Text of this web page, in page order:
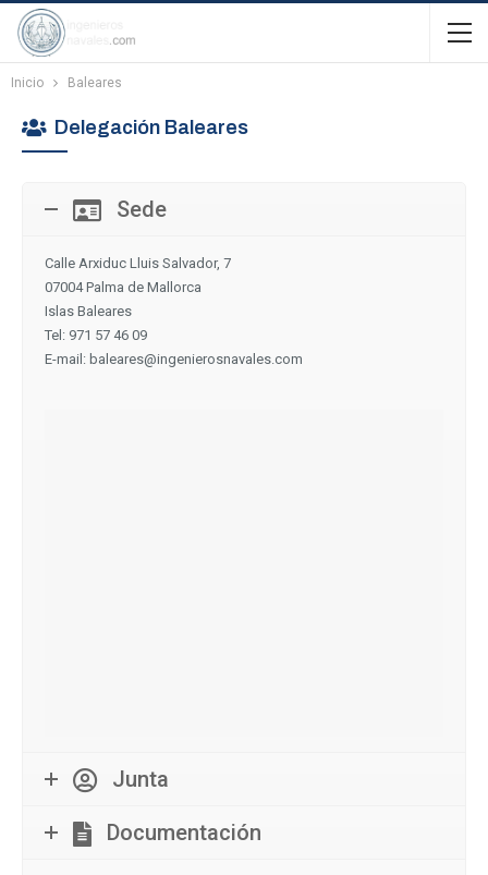
Inicio Baleares
Delegación Baleares
Sede
Calle Arxiduc Lluis Salvador, 7
07004 Palma de Mallorca
Islas Baleares
Tel: 971 57 46 09
E-mail: baleares@ingenierosnavales.com
Junta
Documentación